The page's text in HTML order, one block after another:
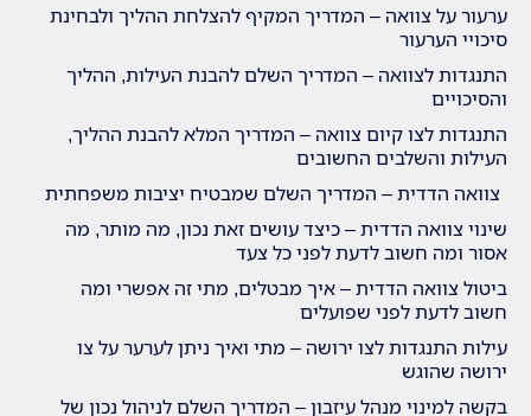
ערעור על צוואה – המדריך המקיף להצלחת ההליך ולבחינת
סיכויי הערעור
התנגדות לצוואה – המדריך השלם להבנת העילות, ההליך
והסיכויים
התנגדות לצו קיום צוואה – המדריך המלא להבנת ההליך,
העילות והשלבים החשובים
צוואה הדדית – המדריך השלם שמבטיח יציבות משפחתית
שינוי צוואה הדדית – כיצד עושים זאת נכון, מה מותר, מה
אסור ומה חשוב לדעת לפני כל צעד
ביטול צוואה הדדית – איך מבטלים, מתי זה אפשרי ומה
חשוב לדעת לפני שפועלים
עילות התנגדות לצו ירושה – מתי ואיך ניתן לערער על צו
ירושה שהוגש
בקשה למינוי מנהל עיזבון – המדריך השלם לניהול נכון של